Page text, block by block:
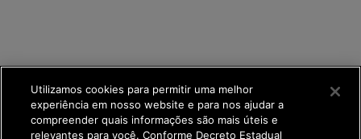
Utilizamos cookies para permitir uma melhor
experiência em nosso website e para nos ajudar a
compreender quais informações são mais úteis e
relevantes para você. Conforme Decreto Estadual